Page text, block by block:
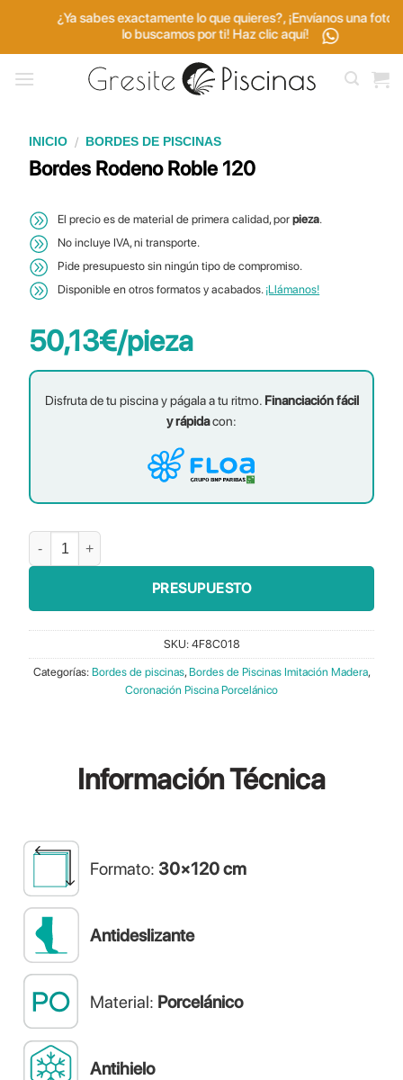
contenido
¿Ya sabes exactamente lo que quieres?, ¡Envíanos una foto y
lo buscamos por ti! Haz clic aquí!
INICIO / BORDES DE PISCINAS
Bordes Rodeno Roble 120
El precio es de material de primera calidad, porpieza.
No incluye IVA, ni transporte.
Pide presupuesto sin ningún tipo de compromiso.
Disponible en otros formatos y acabados. ¡Llámanos!
50,13€/pieza
Disfruta de tu piscina y págala a tu ritmo. Financiación fácil
y rápidacon:
Bordes Rodeno Roble 120 cantidad
PRESUPUESTO
SKU: 4F8C018
Categorías: Bordes de piscinas, Bordes de Piscinas Imitación Madera,
Coronación Piscina Porcelánico
InformaciónTécnica
Formato: 30×120 cm
Antideslizante
Material: Porcelánico
Antihielo